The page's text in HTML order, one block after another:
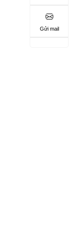
Gửi mail